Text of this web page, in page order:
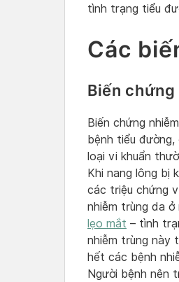
tình trạng tiểu
Các
Biến
Biến chứng
bệnh tiểu
loại vi khuẩn
Khi nang lông bị
các triệu chứng
nhiễm trùng da
lẹo mắt – tình
nhiễm trùng này
hết các bệnh
Người bệnh nên